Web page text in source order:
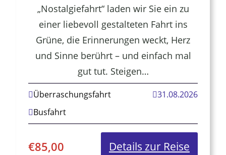
„Nostalgiefahrt“ laden wir Sie ein zu
einer liebevoll gestalteten Fahrt ins
Grüne, die Erinnerungen weckt, Herz
und Sinne berührt – und einfach mal
gut tut. Steigen…
Überraschungsfahrt
31.08.2026
Busfahrt
€85,00 Details zur Reise